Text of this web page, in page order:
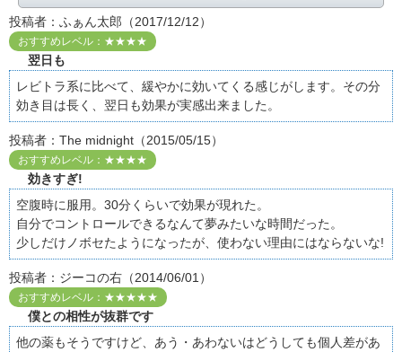
投稿者：ふぁん太郎（2017/12/12）
おすすめレベル：★★★★
翌日も
レビトラ系に比べて、緩やかに効いてくる感じがします。その分
効き目は長く、翌日も効果が実感出来ました。
投稿者：The midnight（2015/05/15）
おすすめレベル：★★★★
効きすぎ!
空腹時に服用。30分くらいで効果が現れた。
自分でコントロールできるなんて夢みたいな時間だった。
少しだけノボセたようになったが、使わない理由にはならないな!
投稿者：ジーコの右（2014/06/01）
おすすめレベル：★★★★★
僕との相性が抜群です
他の薬もそうですけど、あう・あわないはどうしても個人差があ